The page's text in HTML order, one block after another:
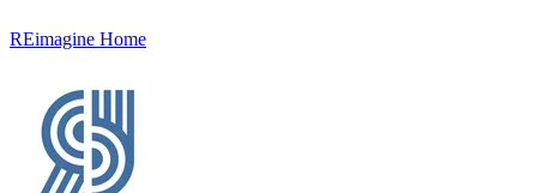
REimagine Home